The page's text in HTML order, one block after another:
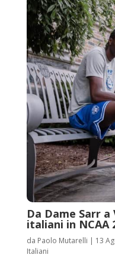
Da Dame Sarr
italiani in NCAA
da Paolo Mutarelli | 13
Italiani